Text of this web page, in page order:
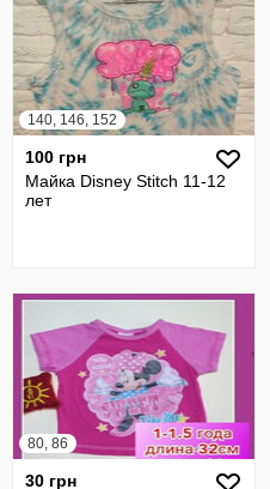
140, 146, 152
100 грн
Майка Disney Stitch 11-12
лет
80, 86
30 грн